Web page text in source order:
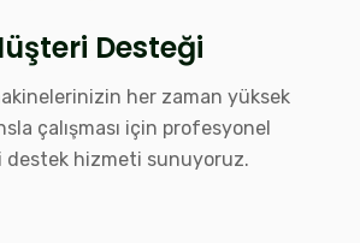
Desteği
her zaman yüksek
çalışması için profesyonel
destek hizmeti sunuyoruz.